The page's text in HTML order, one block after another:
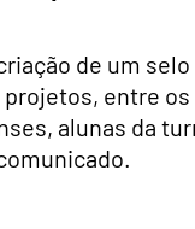
de um
entre
alunas da